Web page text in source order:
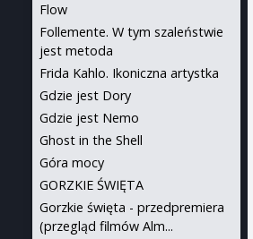
Flow
Follemente. W tym szaleństwie
jest metoda
Frida Kahlo. Ikoniczna artystka
Gdzie jest Dory
Gdzie jest Nemo
Ghost in the Shell
Góra mocy
GORZKIE ŚWIĘTA
Gorzkie święta - przedpremiera
(przegląd filmów Alm...